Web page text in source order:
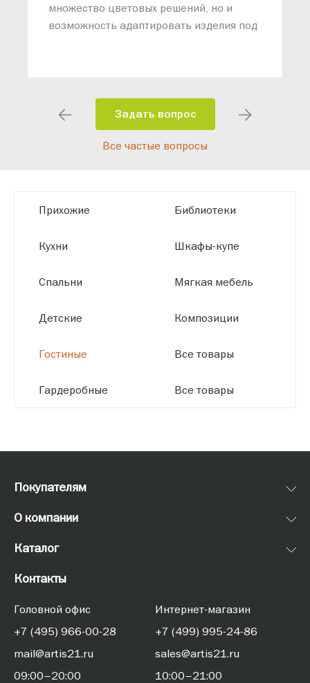
множество цветовых решений, но и
возможность адаптировать изделия под
помещения и личные пожелания.
Благодаря современному
высокотехнологичному оборудованию
размерам.
Задать вопрос
Все частые вопросы
Прихожие
Кухни
Спальни
Детские
Гостиные
Гардеробные
Библиотеки
Шкафы-купе
Мягкая мебель
Композиции
Все товары
Все товары
Покупателям
О компании
Каталог
Контакты
Головной офис
+7 (495) 966-00-28
mail@artis21.ru
09:00–20:00
Интернет-магазин
+7 (499) 995-24-86
sales@artis21.ru
10:00–21:00